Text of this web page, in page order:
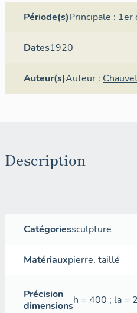
Période(s)Principale : 1er
Dates1920
Auteur(s)Auteur :
Description
Catégoriessculpture
Matériauxpierre, taillé
Précision
dimensionsh = 400 ; la =